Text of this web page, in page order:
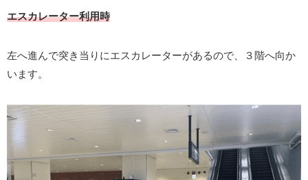
エスカレーター利用時
左へ進んで突き当りにエスカレーターがあるので、３階へ向か
います。